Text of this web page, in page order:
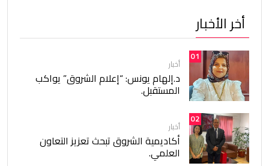
أخر الأخبار
01
أخبار
د.إلهام يونس: “إعلام الشروق” يواكب
المستقبل.
02
أخبار
أكاديمية الشروق تبحث تعزيز التعاون
العلمي.